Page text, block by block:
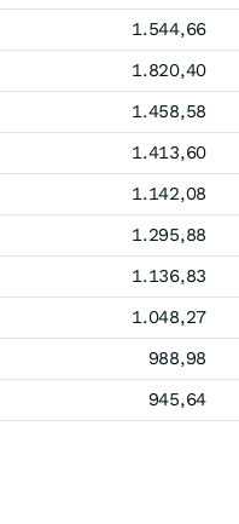
1.544,66
1.820,40
1.458,58
1.413,60
1.142,08
1.295,88
1.136,83
1.048,27
988,98
945,64